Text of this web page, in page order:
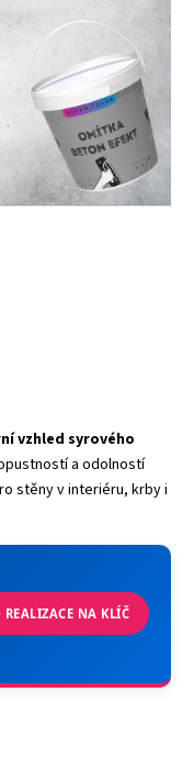
vzhled syrového
a odolností
stěny v interiéru, krby i
REALIZACE NA KLÍČ